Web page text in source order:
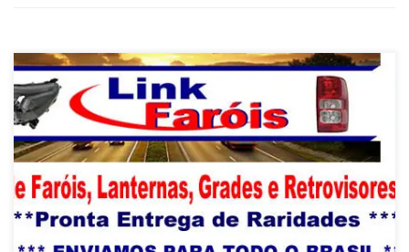
Ford Fusion , Faróis , Lanternas , Grades e Retrovisores , envio para
todo o Brasil Ford Escort , Faróis , Lanternas , Grades e
Retrovisores , envio para todo o Brasil Ford Ka , Faróis , Lanternas
, Grades e Retrovisores , envio para todo o Brasil Ford Corcel […]